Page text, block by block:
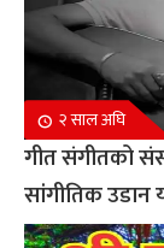
२ साल अघि
गीत संगीतको
सांगीतिक उडान